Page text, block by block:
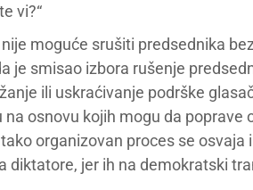
vi?“
moguće srušiti predsednika
je smisao izbora rušenje
ili uskraćivanje podrške
osnovu kojih mogu da poprave
organizovan proces se osvaja
diktatore, jer ih na demokratski